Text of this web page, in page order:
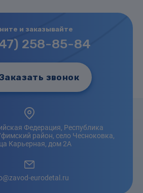
и заказывайте
258-85-84
звонок
Федерация, Республика
район, село Чесноковка,
Карьерная, дом 2А
eurodetal.ru